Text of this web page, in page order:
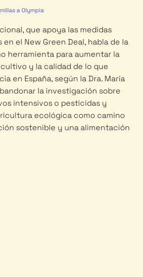
a Olympia
que apoya las medidas
el New Green Deal, habla de la
herramienta para aumentar la
y la calidad de lo que
en España, según la Dra. María
la investigación sobre
intensivos o pesticidas y
ecológica como camino
sostenible y una alimentación